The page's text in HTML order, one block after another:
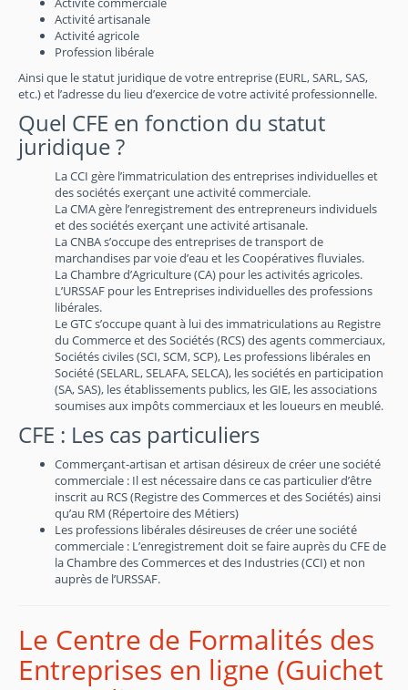
Activité artisanale
Activité agricole
Profession libérale
Ainsi que le statut juridique de votre entreprise (EURL, SARL, SAS,
etc.) et l’adresse du lieu d’exercice de votre activité professionnelle.
Quel CFE en fonction du statut
juridique ?
La CCI gère l’immatriculation des entreprises individuelles et
des sociétés exerçant une activité commerciale.
La CMA gère l’enregistrement des entrepreneurs individuels
et des sociétés exerçant une activité artisanale.
La CNBA s’occupe des entreprises de transport de
marchandises par voie d’eau et les Coopératives fluviales.
La Chambre d’Agriculture (CA) pour les activités agricoles.
L’URSSAF pour les Entreprises individuelles des professions
libérales.
Le GTC s’occupe quant à lui des immatriculations au Registre
du Commerce et des Sociétés (RCS) des agents commerciaux,
Sociétés civiles (SCI, SCM, SCP), Les professions libérales en
Société (SELARL, SELAFA, SELCA), les sociétés en participation
(SA, SAS), les établissements publics, les GIE, les associations
soumises aux impôts commerciaux et les loueurs en meublé.
CFE : Les cas particuliers
Commerçant-artisan et artisan désireux de créer une société
commerciale : Il est nécessaire dans ce cas particulier d’être
inscrit au RCS (Registre des Commerces et des Sociétés) ainsi
qu’au RM (Répertoire des Métiers)
Les professions libérales désireuses de créer une société
commerciale : L’enregistrement doit se faire auprès du CFE de
la Chambre des Commerces et des Industries (CCI) et non
auprès de l’URSSAF.
Le Centre de Formalités des
Entreprises en ligne (Guichet